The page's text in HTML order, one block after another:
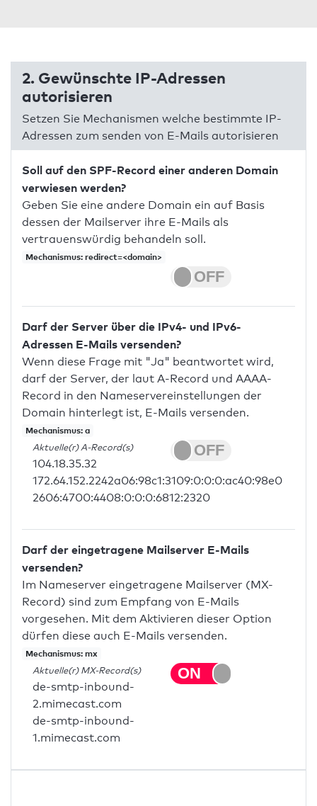
2. Gewünschte IP-Adressen
autorisieren
Setzen Sie Mechanismen welche bestimmte IP-
Adressen zum senden von E-Mails autorisieren
Soll auf den SPF-Record einer anderen Domain
verwiesen werden?
Geben Sie eine andere Domain ein auf Basis
dessen der Mailserver ihre E-Mails als
vertrauenswürdig behandeln soll.
Mechanismus: redirect=<domain>
Darf der Server über die IPv4- und IPv6-
Adressen E-Mails versenden?
Wenn diese Frage mit "Ja" beantwortet wird,
darf der Server, der laut A-Record und AAAA-
Record in den Nameservereinstellungen der
Domain hinterlegt ist, E-Mails versenden.
Mechanismus: a
Aktuelle(r) A-Record(s)
104.18.35.32
172.64.152.2242a06:98c1:3109:0:0:0:ac40:98e0
2606:4700:4408:0:0:0:6812:2320
Darf der eingetragene Mailserver E-Mails
versenden?
Im Nameserver eingetragene Mailserver (MX-
Record) sind zum Empfang von E-Mails
vorgesehen. Mit dem Aktivieren dieser Option
dürfen diese auch E-Mails versenden.
Mechanismus: mx
Aktuelle(r) MX-Record(s)
de-smtp-inbound-
2.mimecast.com
de-smtp-inbound-
1.mimecast.com